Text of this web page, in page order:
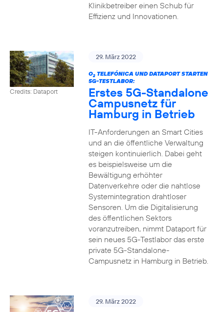
Klinikbetreiber einen Schub für
Effizienz und Innovationen.
Credits: Dataport
29. März 2022
O2TELEFÓNICA UND DATAPORT STARTEN
5G-TESTLABOR:
Erstes 5G-Standalone
Campusnetz für
Hamburg in Betrieb
IT-Anforderungen an Smart Cities
und an die öffentliche Verwaltung
steigen kontinuierlich. Dabei geht
es beispielsweise um die
Bewältigung erhöhter
Datenverkehre oder die nahtlose
Systemintegration drahtloser
Sensoren. Um die Digitalisierung
des öffentlichen Sektors
voranzutreiben, nimmt Dataport für
sein neues 5G-Testlabor das erste
private 5G-Standalone-
Campusnetz in Hamburg in Betrieb.
29. März 2022